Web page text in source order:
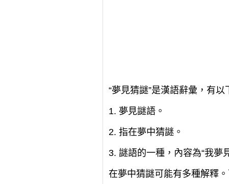
“夢見猜謎”是漢語辭彙，有以
1. 夢見謎語。
2. 指在夢中猜謎。
3. 謎語的一種，內容為“我夢
在夢中猜謎可能有多種解釋